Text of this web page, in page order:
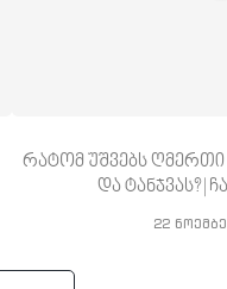
რატომ უშვებს
და ტანჯვას? |
22